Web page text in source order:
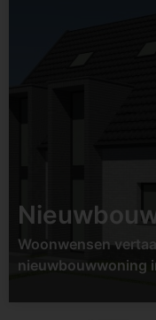
Woonwensen
nieuwbouwwoning